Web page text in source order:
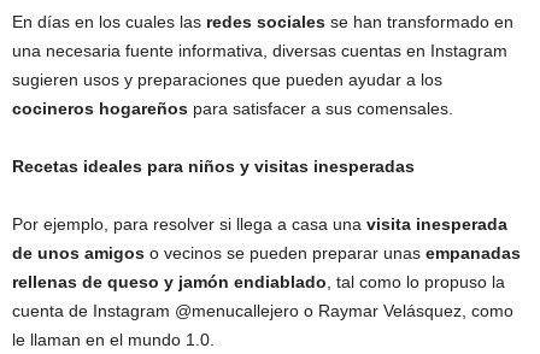
En días en los cuales las redes sociales se han transformado en
una necesaria fuente informativa, diversas cuentas en Instagram
sugieren usos y preparaciones que pueden ayudar a los
cocineros hogareños para satisfacer a sus comensales.
Recetas ideales para niños y visitas inesperadas
Por ejemplo, para resolver si llega a casa una visita inesperada
de unos amigos o vecinos se pueden preparar unas empanadas
rellenas de queso y jamón endiablado, tal como lo propuso la
cuenta de Instagram @menucallejero o Raymar Velásquez, como
le llaman en el mundo 1.0.